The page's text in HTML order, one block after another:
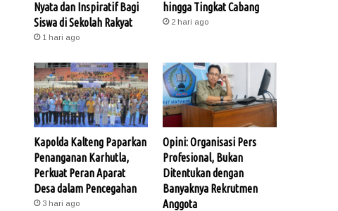
Nyata dan Inspiratif Bagi
Siswa di Sekolah Rakyat
1 hari ago
hingga Tingkat Cabang
2 hari ago
Kapolda Kalteng Paparkan
Penanganan Karhutla,
Perkuat Peran Aparat
Desa dalam Pencegahan
3 hari ago
Opini: Organisasi Pers
Profesional, Bukan
Ditentukan dengan
Banyaknya Rekrutmen
Anggota